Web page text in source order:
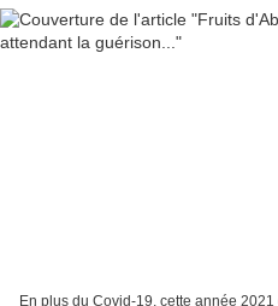
En plus du Covid-19, cette année